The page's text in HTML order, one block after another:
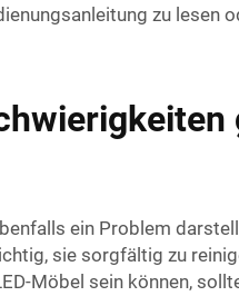
zu lesen
ein Problem
sie sorgfältig zu
Möbel sein können,